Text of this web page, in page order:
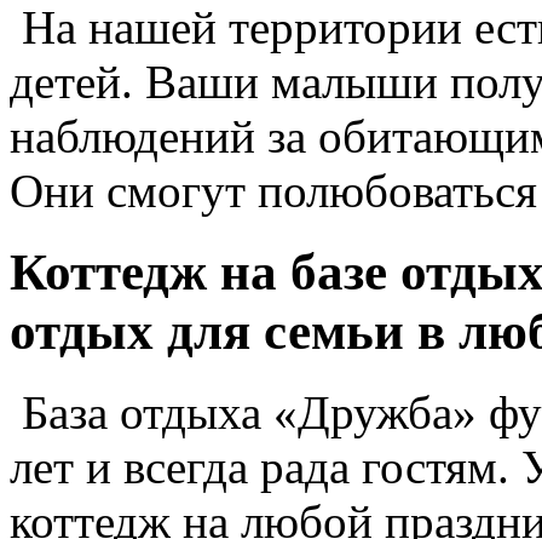
На нашей территории
детей. Ваши малыши
наблюдений за
Они смогут
Коттедж на базе
отдых для семьи в
База отдыха «Дружба»
лет и всегда рада
коттедж на любой